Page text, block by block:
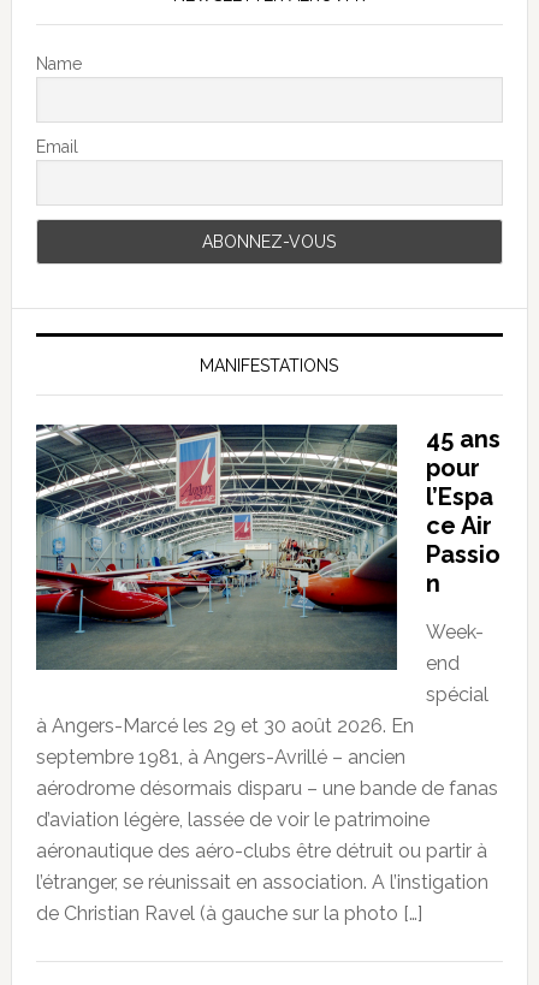
Name
Email
MANIFESTATIONS
45 ans
pour
l’Espa
ce Air
Passio
n
Week-
end
spécial
à Angers-Marcé les 29 et 30 août 2026. En
septembre 1981, à Angers-Avrillé – ancien
aérodrome désormais disparu – une bande de fanas
d’aviation légère, lassée de voir le patrimoine
aéronautique des aéro-clubs être détruit ou partir à
l’étranger, se réunissait en association. A l’instigation
de Christian Ravel (à gauche sur la photo […]